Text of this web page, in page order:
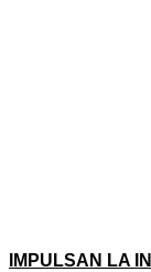
IMPULSAN LA